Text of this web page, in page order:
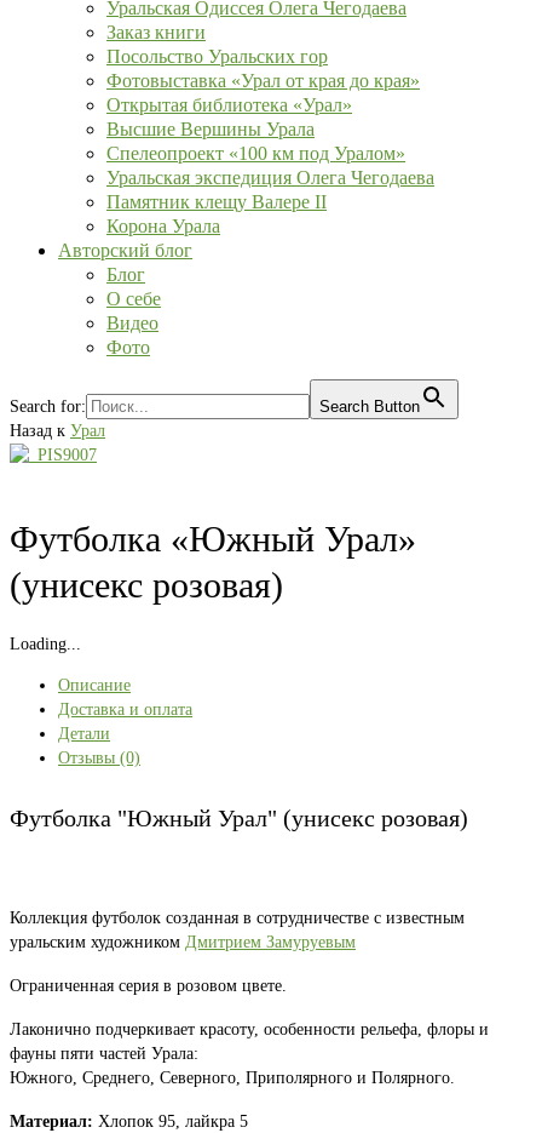
Уральская Одиссея Олега Чегодаева
Заказ книги
Посольство Уральских гор
Фотовыставка «Урал от края до края»
Открытая библиотека «Урал»
Высшие Вершины Урала
Спелеопроект «100 км под Уралом»
Уральская экспедиция Олега Чегодаева
Памятник клещу Валере II
Корона Урала
Авторский блог
Блог
О себе
Видео
Фото
Search for:
Search Button
Назад к Урал
Футболка «Южный Урал»
(унисекс розовая)
Loading...
Описание
Доставка и оплата
Детали
Отзывы (0)
Футболка "Южный Урал" (унисекс розовая)
Коллекция футболок созданная в сотрудничестве с известным
уральским художником Дмитрием Замуруевым
Ограниченная серия в розовом цвете.
Лаконично подчеркивает красоту, особенности рельефа, флоры и
фауны пяти частей Урала:
Южного, Среднего, Северного, Приполярного и Полярного.
Материал: Хлопок 95, лайкра 5